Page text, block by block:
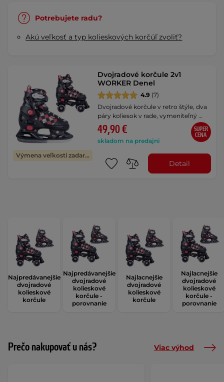
Potrebujete radu?
Akú veľkosť a typ kolieskových korčúľ zvoliť?
Výmena veľkosti zadarmo
Dvojradové korčule 2v1
WORKER Denel
4.9 (7)
Dvojradové korčule v retro štýle, dva
páry koliesok v rade, vymeniteľný …
49,90 €
skladom na predajni
SUPER
CENA
Detail
Najpredávanejšie
dvojradové
kolieskové
korčule
Najpredávanejšie
dvojradové
kolieskové
korčule -
porovnanie
Najlacnejšie
dvojradové
kolieskové
korčule
Najlacnejšie
dvojradové
kolieskové
korčule -
porovnanie
Prečo nakupovať u nás? Viac výhod